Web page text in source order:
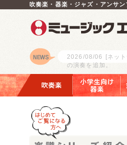
吹奏楽・器楽・ジャズ・アンサ
ロゴ
2026/08/06
[ネッ
の演奏を追加。